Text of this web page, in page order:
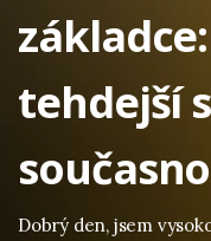
tehdejší
Dobrý den, jsem